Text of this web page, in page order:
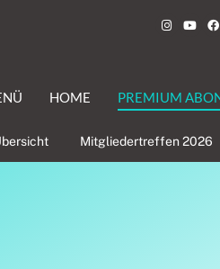
HOME PREMIUM
Mitgliedertreffen 2026